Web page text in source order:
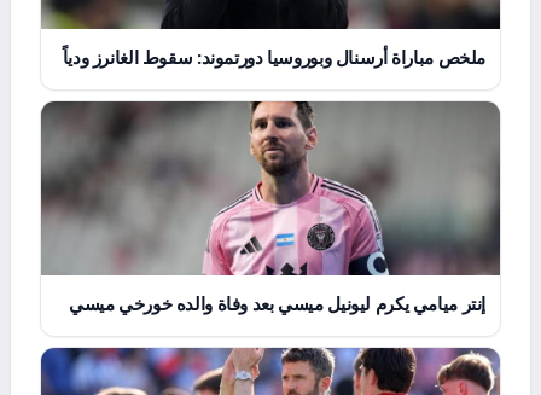
ملخص مباراة أرسنال وبوروسيا دورتموند: سقوط الغانرز ودياً
إنتر ميامي يكرم ليونيل ميسي بعد وفاة والده خورخي ميسي